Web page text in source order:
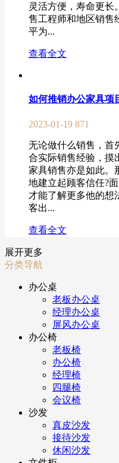
灵活方便，寿命更长
售工程师和地区销售
平为...
查看全文
如何推销办公家具项
2023-01-19 871
无论做什么销售，首
合实际销售经验，摸
家具销售亦是如此。
地建立起顾客信任?
才能了解更多他的想
客出...
查看全文
展开更多
分类导航
办公桌
老板办公桌
经理办公桌
屏风办公桌
办公椅
老板椅
办公椅
经理椅
四腿椅
会议椅
沙发
真皮沙发
接待沙发
休闲沙发